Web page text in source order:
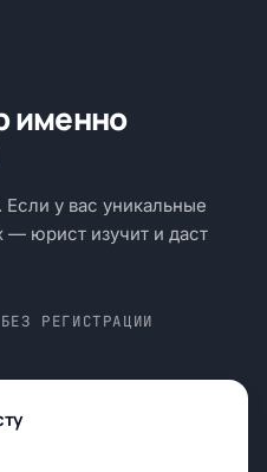
именно
у вас уникальные
— юрист изучит и даст
РЕГИСТРАЦИИ